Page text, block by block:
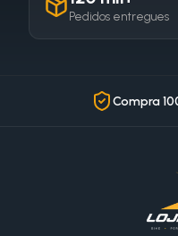
Pedidos entregues
Compra